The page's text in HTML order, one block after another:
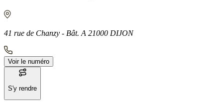
41 rue de Chanzy - Bât. A 21000 DIJON
Voir le numéro
S'y rendre